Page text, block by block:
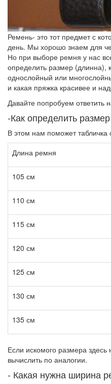
Ремень- это тот предмет с
день. Мы хорошо знаем для
Но при выборе ремня у нас
определить размер (длинна),
однослойный или
и какая пряжка красивее и
Давайте попробуем ответить
-Как определить
В этом нам поможет
Длина ремня
105 см
110 см
115 см
120 см
125 см
130 см
135 см
Если искомого размера
вычислить по аналогии.
- Какая нужна ширина